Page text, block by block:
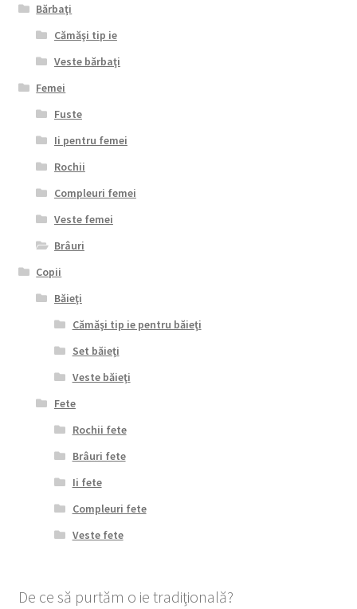
Bărbaţi
Cămăşi tip ie
Veste bărbaţi
Femei
Fuste
Ii pentru femei
Rochii
Compleuri femei
Veste femei
Brâuri
Copii
Băieţi
Cămăşi tip ie pentru băieţi
Set băieţi
Veste băieţi
Fete
Rochii fete
Brâuri fete
Ii fete
Compleuri fete
Veste fete
De ce să purtăm o ie tradiţională?